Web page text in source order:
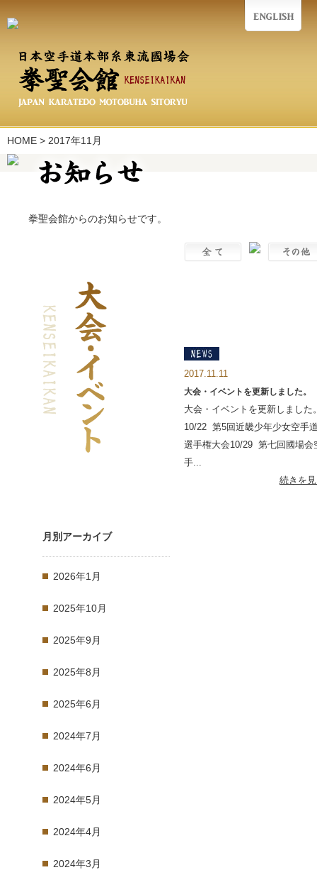
HOME > 2017年11月
拳聖会館からのお知らせです。
月別アーカイブ
2026年1月
2025年10月
2025年9月
2025年8月
2025年6月
2024年7月
2024年6月
2024年5月
2024年4月
2024年3月
2017.11.11
大会・イベントを更新しました。
大会・イベントを更新しました
10/22 第5回近畿少年少女空手
選手権大会10/29 第七回國場会
手...
続きを